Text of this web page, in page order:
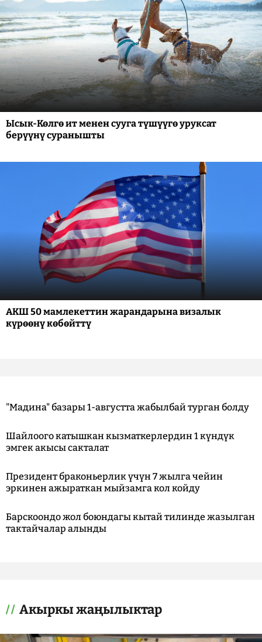
Ысык-Көлгө ит менен сууга түшүүгө уруксат
берүүнү суранышты
АКШ 50 мамлекеттин жарандарына визалык
күрөөнү көбөйттү
"Мадина" базары 1-августта жабылбай турган болду
Шайлоого катышкан кызматкерлердин 1 күндүк
эмгек акысы сакталат
Президент браконьерлик үчүн 7 жылга чейин
эркинен ажыраткан мыйзамга кол койду
Барскоондо жол боюндагы кытай тилинде жазылган
тактайчалар алынды
Акыркы жаңылыктар